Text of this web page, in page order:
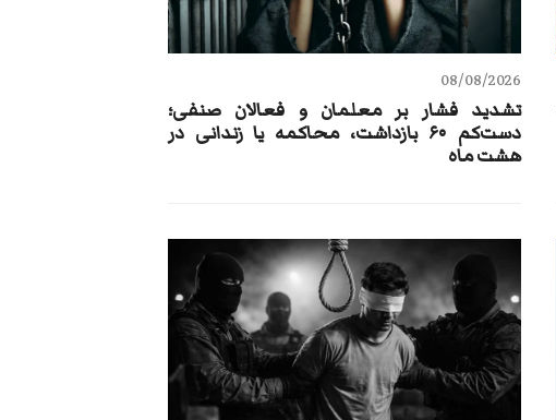
08/08/2026
تشدید فشار بر معلمان و فعالان صنفی؛
دست‌کم ۶۰ بازداشت، محاکمه یا زندانی در
هشت ماه